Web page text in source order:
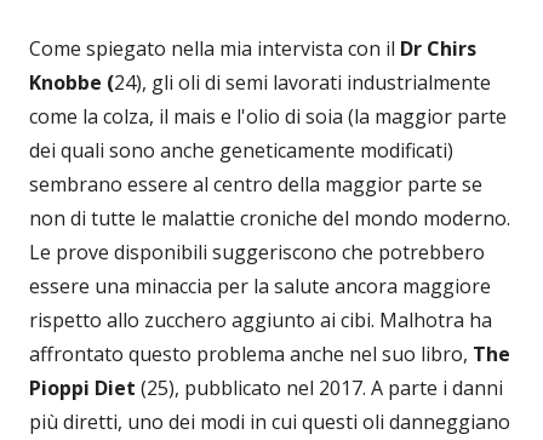
Come spiegato nella mia intervista con il Dr Chirs
Knobbe (24), gli oli di semi lavorati industrialmente
come la colza, il mais e l'olio di soia (la maggior parte
dei quali sono anche geneticamente modificati)
sembrano essere al centro della maggior parte se
non di tutte le malattie croniche del mondo moderno.
Le prove disponibili suggeriscono che potrebbero
essere una minaccia per la salute ancora maggiore
rispetto allo zucchero aggiunto ai cibi. Malhotra ha
affrontato questo problema anche nel suo libro, The
Pioppi Diet (25), pubblicato nel 2017. A parte i danni
più diretti, uno dei modi in cui questi oli danneggiano